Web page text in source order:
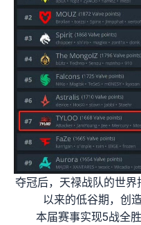
夺冠后，天禄战队的世
以来的低谷期，创
本届赛事实现5战全